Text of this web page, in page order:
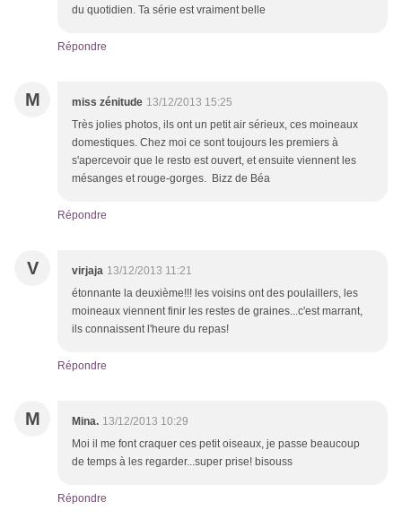
du quotidien. Ta série est vraiment belle
Répondre
M miss zénitude 13/12/2013 15:25
Très jolies photos, ils ont un petit air sérieux, ces moineaux
domestiques. Chez moi ce sont toujours les premiers à
s'apercevoir que le resto est ouvert, et ensuite viennent les
mésanges et rouge-gorges. Bizz de Béa
Répondre
V virjaja 13/12/2013 11:21
étonnante la deuxième!!! les voisins ont des poulaillers, les
moineaux viennent finir les restes de graines...c'est marrant,
ils connaissent l'heure du repas!
Répondre
M Mina. 13/12/2013 10:29
Moi il me font craquer ces petit oiseaux, je passe beaucoup
de temps à les regarder...super prise! bisouss
Répondre